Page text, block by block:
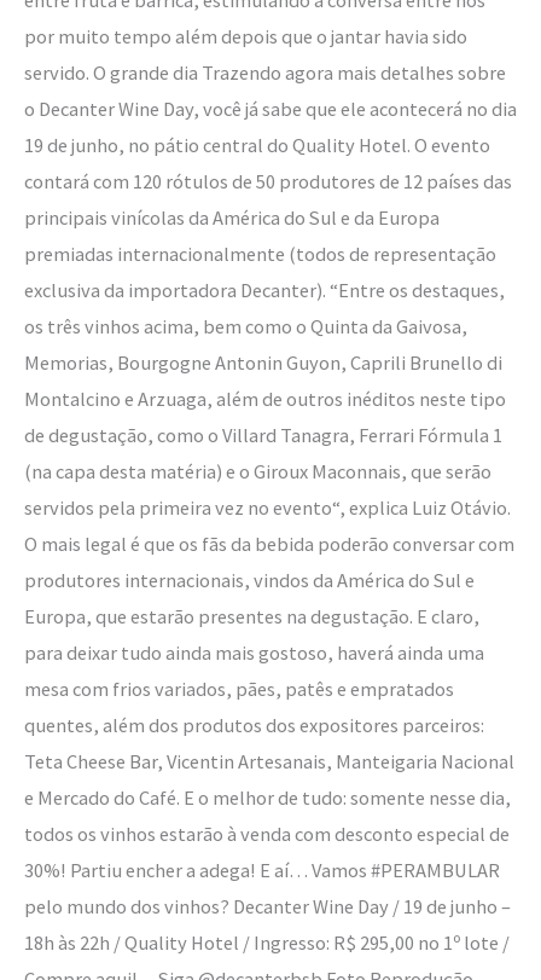
por muito tempo além depois que o jantar havia sido
servido. O grande dia Trazendo agora mais detalhes sobre
o Decanter Wine Day, você já sabe que ele acontecerá no dia
19 de junho, no pátio central do Quality Hotel. O evento
contará com 120 rótulos de 50 produtores de 12 países das
principais vinícolas da América do Sul e da Europa
premiadas internacionalmente (todos de representação
exclusiva da importadora Decanter). “Entre os destaques,
os três vinhos acima, bem como o Quinta da Gaivosa,
Memorias, Bourgogne Antonin Guyon, Caprili Brunello di
Montalcino e Arzuaga, além de outros inéditos neste tipo
de degustação, como o Villard Tanagra, Ferrari Fórmula 1
(na capa desta matéria) e o Giroux Maconnais, que serão
servidos pela primeira vez no evento“, explica Luiz Otávio.
O mais legal é que os fãs da bebida poderão conversar com
produtores internacionais, vindos da América do Sul e
Europa, que estarão presentes na degustação. E claro,
para deixar tudo ainda mais gostoso, haverá ainda uma
mesa com frios variados, pães, patês e empratados
quentes, além dos produtos dos expositores parceiros:
Teta Cheese Bar, Vicentin Artesanais, Manteigaria Nacional
e Mercado do Café. E o melhor de tudo: somente nesse dia,
todos os vinhos estarão à venda com desconto especial de
30%! Partiu encher a adega! E aí… Vamos #PERAMBULAR
pelo mundo dos vinhos? Decanter Wine Day / 19 de junho –
18h às 22h / Quality Hotel / Ingresso: R$ 295,00 no 1º lote /